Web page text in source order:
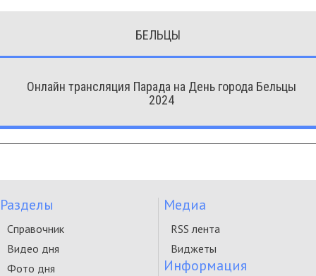
БЕЛЬЦЫ
Онлайн трансляция Парада на День города Бельцы
2024
Разделы
Справочник
Видео дня
Фото дня
Медиа
RSS лента
Виджеты
Информация